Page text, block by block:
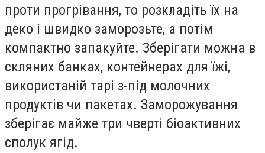
проти прогрівання, то розкладіть їх на
деко і швидко заморозьте, а потім
компактно запакуйте. Зберігати можна в
скляних банках, контейнерах для їжі,
використаній тарі з-під молочних
продуктів чи пакетах. Заморожування
зберігає майже три чверті біоактивних
сполук ягід.